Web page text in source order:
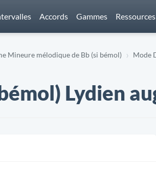
Accords Gammes Ressources
Mineure mélodique de Bb (si bémol) Mode
Lydien